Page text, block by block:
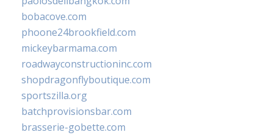
bobacove.com
phoone24brookfield.com
mickeybarmama.com
roadwayconstructioninc.com
shopdragonflyboutique.com
sportszilla.org
batchprovisionsbar.com
brasserie-gobette.com